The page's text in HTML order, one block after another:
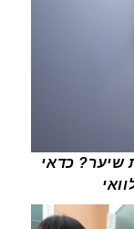
שיער? כדאי